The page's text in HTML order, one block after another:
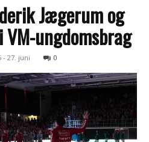
Jægerum og
ungdomsbrag
- 27. juni 0